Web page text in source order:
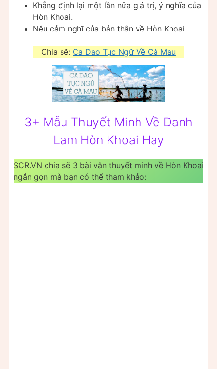
Khẳng định lại một lần nữa giá trị, ý nghĩa của
Hòn Khoai.
Nêu cảm nghĩ của bản thân về Hòn Khoai.
Chia sẽ: Ca Dao Tục Ngữ Về Cà Mau
3+ Mẫu Thuyết Minh Về Danh
Lam Hòn Khoai Hay
SCR.VN chia sẽ 3 bài văn thuyết minh về Hòn Khoai
ngắn gọn mà bạn có thể tham khảo: